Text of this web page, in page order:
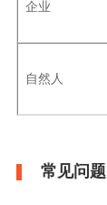
企业
自然人
常见问题